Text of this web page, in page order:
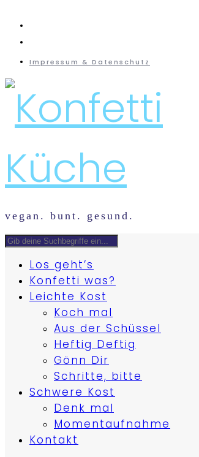
Impressum & Datenschutz
vegan. bunt. gesund.
Los geht’s
Konfetti was?
Leichte Kost
Koch mal
Aus der Schüssel
Heftig Deftig
Gönn Dir
Schritte, bitte
Schwere Kost
Denk mal
Momentaufnahme
Kontakt